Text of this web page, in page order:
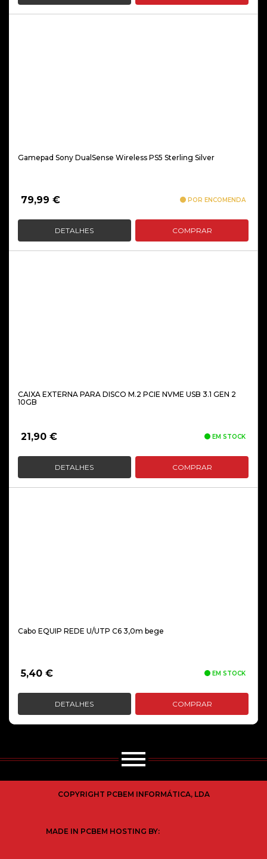
era:
é:
Gamepad Sony DualSense Wireless PS5 Sterling Silver
79,99 € POR ENCOMENDA
DETALHES COMPRAR
CAIXA EXTERNA PARA DISCO M.2 PCIE NVME USB 3.1 GEN 2
10GB
21,90 € EM STOCK
DETALHES COMPRAR
Cabo EQUIP REDE U/UTP C6 3,0m bege
5,40 € EM STOCK
DETALHES COMPRAR
COPYRIGHT PCBEM INFORMÁTICA, LDA
MADE IN PCBEM HOSTING BY: